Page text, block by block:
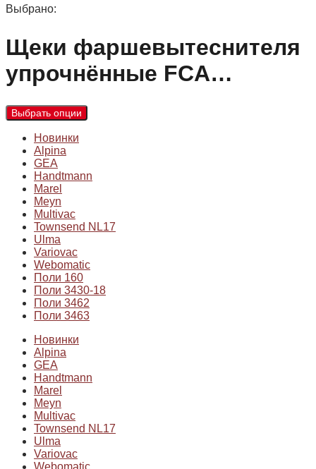
Выбрано:
Щеки фаршевытеснителя
упрочнённые FCA…
Выбрать опции
Новинки
Alpina
GEA
Handtmann
Marel
Meyn
Multivac
Townsend NL17
Ulma
Variovac
Webomatic
Поли 160
Поли 3430-18
Поли 3462
Поли 3463
Новинки
Alpina
GEA
Handtmann
Marel
Meyn
Multivac
Townsend NL17
Ulma
Variovac
Webomatic